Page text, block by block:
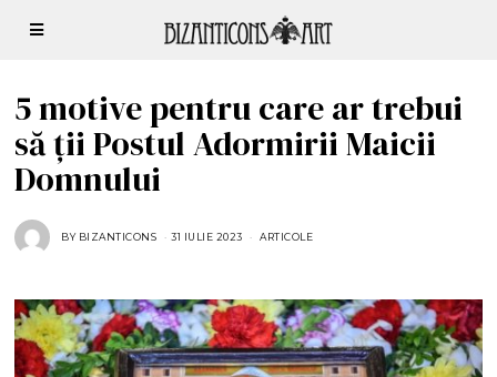
5 motive pentru care ar trebui
să ții Postul Adormirii Maicii
Domnului
BY BIZANTICONS 31 IULIE 2023
I
E
2
0
2
3
ARTICOLE